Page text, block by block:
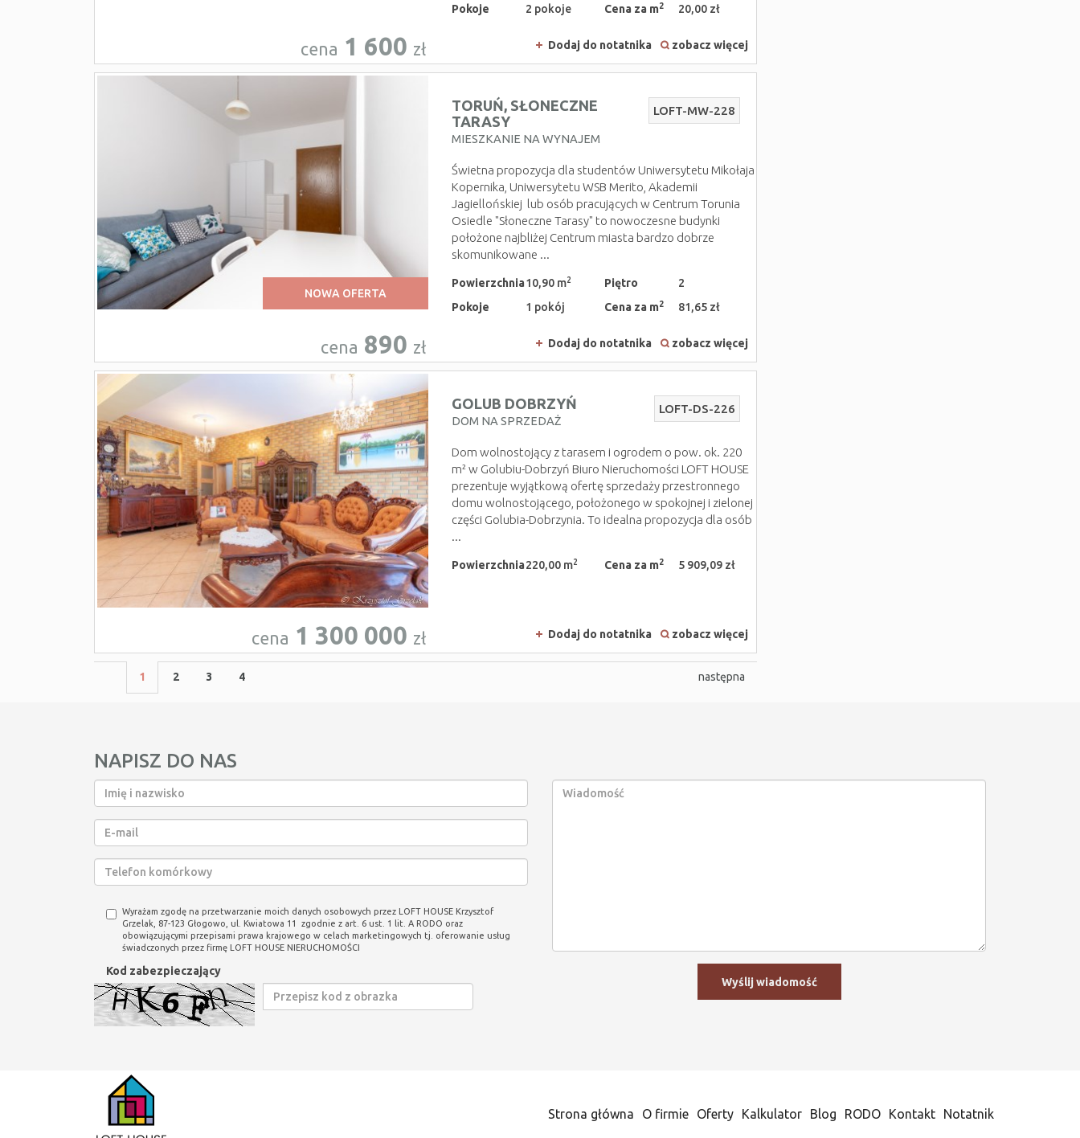
Pokoje 2 pokoje Cena za m2 20,00 zł
cena 1 600 zł Dodaj do notatnika zobacz więcej
NOWA OFERTA
TORUŃ, SŁONECZNE
TARASY
MIESZKANIE NA WYNAJEM
LOFT-MW-228
Świetna propozycja dla studentów Uniwersytetu Mikołaja
Kopernika, Uniwersytetu WSB Merito, Akademii
Jagiellońskiej lub osób pracujących w Centrum Torunia
Osiedle "Słoneczne Tarasy" to nowoczesne budynki
położone najbliżej Centrum miasta bardzo dobrze
skomunikowane ...
Powierzchnia10,90 m2 Piętro
2
Pokoje
1 pokój Cena za m2 81,65 zł
cena 890 zł Dodaj do notatnika zobacz więcej
GOLUB DOBRZYŃ
DOM NA SPRZEDAŻ
LOFT-DS-226
Dom wolnostojący z tarasem i ogrodem o pow. ok. 220
m² w Golubiu-Dobrzyń Biuro Nieruchomości LOFT HOUSE
prezentuje wyjątkową ofertę sprzedaży przestronnego
domu wolnostojącego, położonego w spokojnej i zielonej
części Golubia-Dobrzynia. To idealna propozycja dla osób
...
Powierzchnia220,00 m2 Cena za m2 5 909,09 zł
cena 1 300 000 zł Dodaj do notatnika zobacz więcej
1 2 3 4 następna
NAPISZ DO NAS
Wyrażam zgodę na przetwarzanie moich danych osobowych przez LOFT HOUSE Krzysztof
Grzelak, 87-123 Głogowo, ul. Kwiatowa 11 zgodnie z art. 6 ust. 1 lit. A RODO oraz
obowiązującymi przepisami prawa krajowego w celach marketingowych tj. oferowanie usług
świadczonych przez firmę LOFT HOUSE NIERUCHOMOŚCI
Kod zabezpieczający
Strona główna O firmie Oferty Kalkulator Blog RODO Kontakt Notatnik